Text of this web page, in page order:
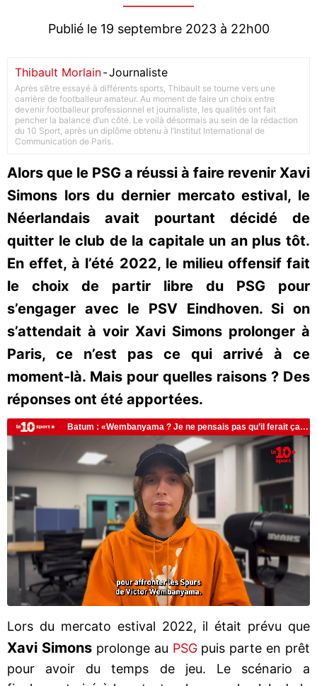
Publié le 19 septembre 2023 à 22h00
Thibault Morlain-Journaliste
Après s’être essayé à différents sports, Thibault se tourne vers une
carrière de footballeur amateur. Au moment de faire un choix entre
devenir footballeur professionnel et journaliste, les qualités ont fait
pencher la balance d’un côté. Le voilà désormais au sein de la rédaction
du 10 Sport, après un diplôme obtenu à l’Institut International de
Communication de Paris.
Alors que le PSG a réussi à faire revenir Xavi
Simons lors du dernier mercato estival, le
Néerlandais avait pourtant décidé de
quitter le club de la capitale un an plus tôt.
En effet, à l’été 2022, le milieu offensif fait
le choix de partir libre du PSG pour
s’engager avec le PSV Eindhoven. Si on
s’attendait à voir Xavi Simons prolonger à
Paris, ce n’est pas ce qui arrivé à ce
moment-là. Mais pour quelles raisons ? Des
réponses ont été apportées.
Lors du mercato estival 2022, il était prévu que
Xavi Simonsprolonge au PSGpuis parte en prêt
pour avoir du temps de jeu. Le scénario a